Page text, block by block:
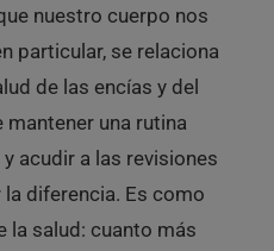
nuestro cuerpo nos
particular, se relaciona
de las encías y del
mantener una rutina
acudir a las revisiones
diferencia. Es como
la salud: cuanto más